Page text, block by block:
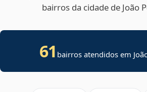
bairros da cidade de João
61 bairros atendidos em